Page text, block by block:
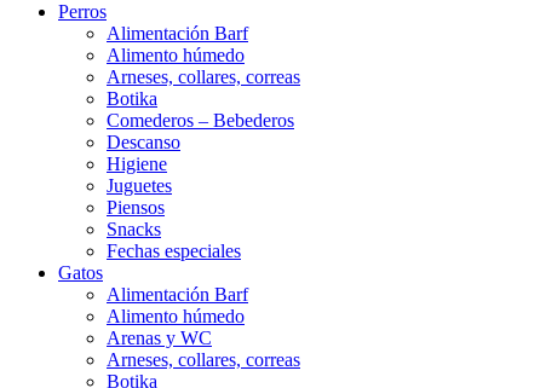
Perros
Alimentación Barf
Alimento húmedo
Arneses, collares, correas
Botika
Comederos – Bebederos
Descanso
Higiene
Juguetes
Piensos
Snacks
Fechas especiales
Gatos
Alimentación Barf
Alimento húmedo
Arenas y WC
Arneses, collares, correas
Botika